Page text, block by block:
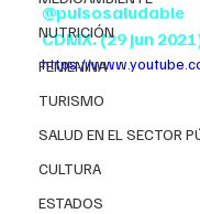
NUTRICIÓN
FEMENINA
TURISMO
SALUD EN EL SECTOR
CULTURA
ESTADOS
@pulsosaludable
CDMX. (29 jun
https://